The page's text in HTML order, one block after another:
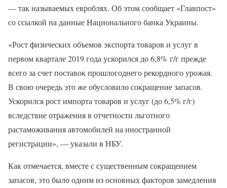
— так называемых евроблях. Об этом сообщает «Главпост»
со ссылкой на данные Национального банка Украины.
«Рост физических объемов экспорта товаров и услуг в
первом квартале 2019 года ускорился до 6,8% г/г прежде
всего за счет поставок прошлогоднего рекордного урожая.
В свою очередь это же обусловило сокращение запасов.
Ускорился рост импорта товаров и услуг (до 6,5% г/г)
вследствие отражения в отчетности льготного
растаможивания автомобилей на иностранной
регистрации», — указали в НБУ.
Как отмечается, вместе с существенным сокращением
запасов, это было одним из основных факторов замедления